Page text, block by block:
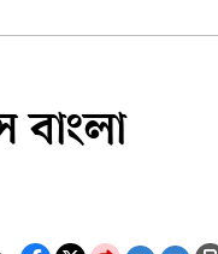
বাংলা